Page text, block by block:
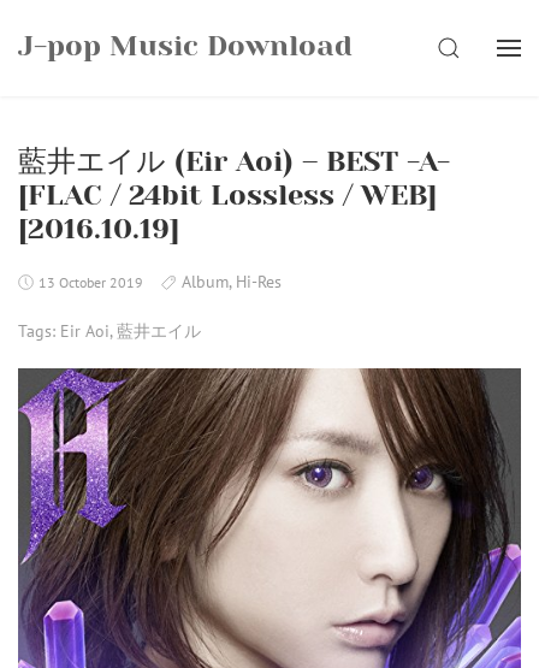
J-pop Music Download SEARCH
藍井エイル (Eir Aoi) – BEST -A-
[FLAC / 24bit Lossless / WEB]
[2016.10.19]
13 October 2019 Album, Hi-Res
Tags: Eir Aoi,藍井エイル